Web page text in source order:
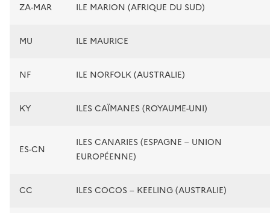
ZA-MAR ILE MARION (AFRIQUE DU SUD)
MU ILE MAURICE
NF ILE NORFOLK (AUSTRALIE)
KY ILES CAÏMANES (ROYAUME-UNI)
ES-CN
ILES CANARIES (ESPAGNE – UNION
EUROPÉENNE)
CC ILES COCOS – KEELING (AUSTRALIE)